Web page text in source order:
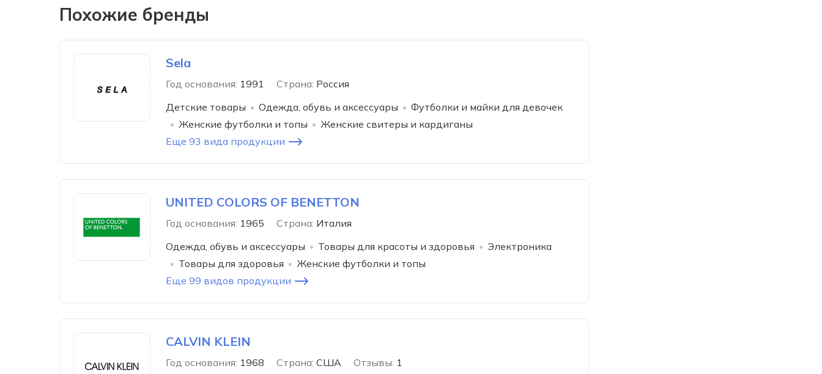
Похожие бренды
Sela
Год основания: 1991 Страна: Россия
Детские товары
Одежда, обувь и аксессуары
Футболки и майки для девочек
Женские футболки и топы
Женские свитеры и кардиганы
Еще 93 вида продукции
UNITED COLORS OF BENETTON
Год основания: 1965 Страна: Италия
Одежда, обувь и аксессуары
Товары для красоты и здоровья
Электроника
Товары для здоровья
Женские футболки и топы
Еще 99 видов продукции
CALVIN KLEIN
Год основания: 1968 Страна: США Отзывы: 1